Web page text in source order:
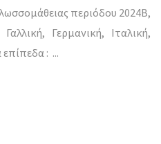
περιόδου 2024Β,
Γερμανική, Ιταλική,
επίπεδα : ...